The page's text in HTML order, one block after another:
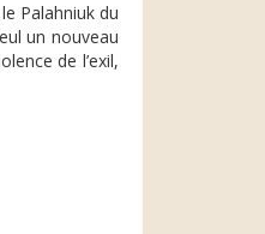
Palahniuk du
un nouveau
de l’exil,